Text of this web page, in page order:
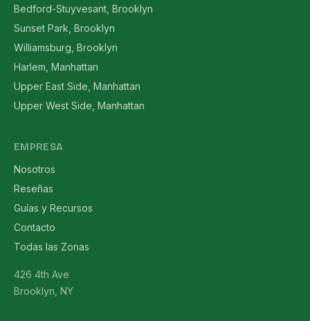
Bedford-Stuyvesant, Brooklyn
Sunset Park, Brooklyn
Williamsburg, Brooklyn
Harlem, Manhattan
Upper East Side, Manhattan
Upper West Side, Manhattan
EMPRESA
Nosotros
Reseñas
Guías y Recursos
Contacto
Todas las Zonas
426 4th Ave
Brooklyn, NY